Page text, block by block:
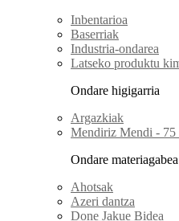
Inbentarioa
Baserriak
Industria-ondarea
Latseko produktu
Ondare higigarria
Argazkiak
Mendiriz Mendi - 75
Ondare materiagabea
Ahotsak
Azeri dantza
Done Jakue Bidea